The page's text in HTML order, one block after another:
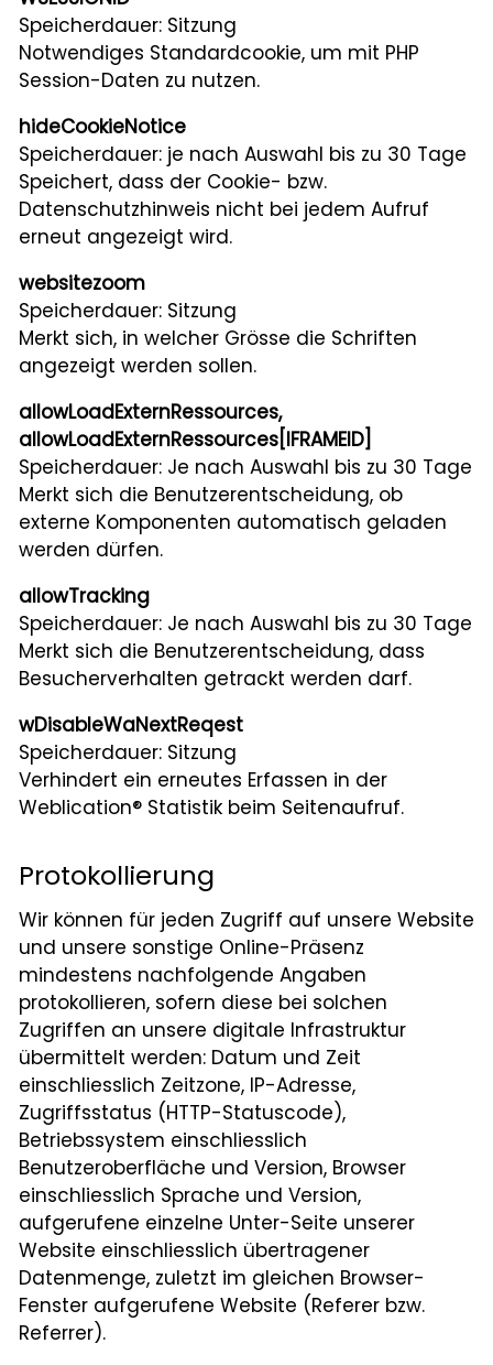
Speicherdauer: Sitzung
Notwendiges Standardcookie, um mit PHP
Session-Daten zu nutzen.
hideCookieNotice
Speicherdauer: je nach Auswahl bis zu 30 Tage
Speichert, dass der Cookie- bzw.
Datenschutzhinweis nicht bei jedem Aufruf
erneut angezeigt wird.
websitezoom
Speicherdauer: Sitzung
Merkt sich, in welcher Grösse die Schriften
angezeigt werden sollen.
allowLoadExternRessources,
allowLoadExternRessources[IFRAMEID]
Speicherdauer: Je nach Auswahl bis zu 30 Tage
Merkt sich die Benutzerentscheidung, ob
externe Komponenten automatisch geladen
werden dürfen.
allowTracking
Speicherdauer: Je nach Auswahl bis zu 30 Tage
Merkt sich die Benutzerentscheidung, dass
Besucherverhalten getrackt werden darf.
wDisableWaNextReqest
Speicherdauer: Sitzung
Verhindert ein erneutes Erfassen in der
Weblication® Statistik beim Seitenaufruf.
Protokollierung
Wir können für jeden Zugriff auf unsere Website
und unsere sonstige Online-Präsenz
mindestens nachfolgende Angaben
protokollieren, sofern diese bei solchen
Zugriffen an unsere digitale Infrastruktur
übermittelt werden: Datum und Zeit
einschliesslich Zeitzone, IP-Adresse,
Zugriffsstatus (HTTP-Statuscode),
Betriebssystem einschliesslich
Benutzeroberfläche und Version, Browser
einschliesslich Sprache und Version,
aufgerufene einzelne Unter-Seite unserer
Website einschliesslich übertragener
Datenmenge, zuletzt im gleichen Browser-
Fenster aufgerufene Website (Referer bzw.
Referrer).